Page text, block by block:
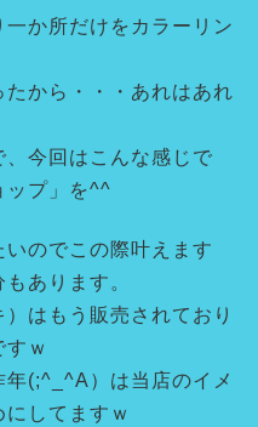
か所だけをカラーリン
たから・・・あれはあれ
今回はこんな感じで
ップ」を^^
のでこの際叶えます
あります。
はもう販売されており
ｗ
(;^_^A）は当店のイメ
してますｗ